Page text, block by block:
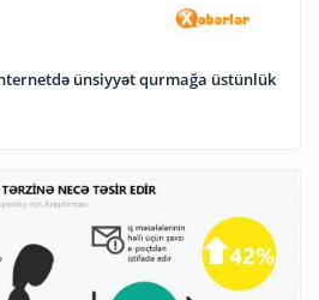
ünsiyyət qurmağa üstünlük